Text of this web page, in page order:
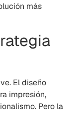
más
El diseño
impresión,
Pero la